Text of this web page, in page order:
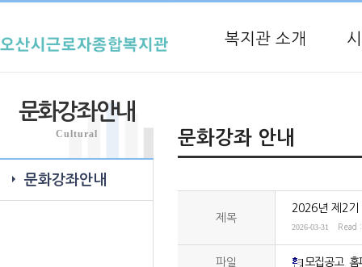
복지관 소개
문화강좌안내
Cultural
문화강좌안내
문화강좌 안내
제목
2026년 제2기
2026-03-31 Read
파일 모집공고_